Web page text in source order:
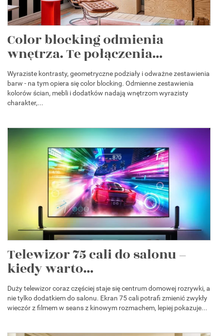
Color blocking odmienia
wnętrza. Te połączenia...
Wyraziste kontrasty, geometryczne podziały i odważne zestawienia
barw - na tym opiera się color blocking. Odmienne zestawienia
kolorów ścian, mebli i dodatków nadają wnętrzom wyrazisty
charakter,...
Telewizor 75 cali do salonu –
kiedy warto...
Duży telewizor coraz częściej staje się centrum domowej rozrywki, a
nie tylko dodatkiem do salonu. Ekran 75 cali potrafi zmienić zwykły
wieczór z filmem w seans z kinowym rozmachem, lepiej pokazuje...